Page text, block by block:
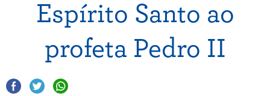
Espírito Santo ao
profeta Pedro II